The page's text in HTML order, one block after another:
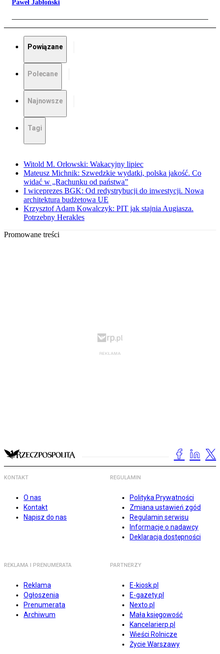
Paweł Jabłoński
Powiązane
Polecane
Najnowsze
Tagi
Witold M. Orłowski: Wakacyjny lipiec
Mateusz Michnik: Szwedzkie wydatki, polska jakość. Co
widać w „Rachunku od państwa”
I wiceprezes BGK: Od redystrybucji do inwestycji. Nowa
architektura budżetowa UE
Krzysztof Adam Kowalczyk: PIT jak stajnia Augiasza.
Potrzebny Herakles
Promowane treści
KONTAKT
O nas
Kontakt
Napisz do nas
REGULAMIN
Polityka Prywatności
Zmiana ustawień zgód
Regulamin serwisu
Informacje o nadawcy
Deklaracja dostępności
REKLAMA I PRENUMERATA
Reklama
Ogłoszenia
Prenumerata
Archiwum
PARTNERZY
E-kiosk.pl
E-gazety.pl
Nexto.pl
Mała księgowość
Kancelarierp.pl
Wieści Rolnicze
Życie Warszawy